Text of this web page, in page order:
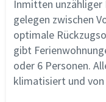
Inmitten
gelegen zwischen
optimale
gibt
oder 6 Personen.
klimatisiert und